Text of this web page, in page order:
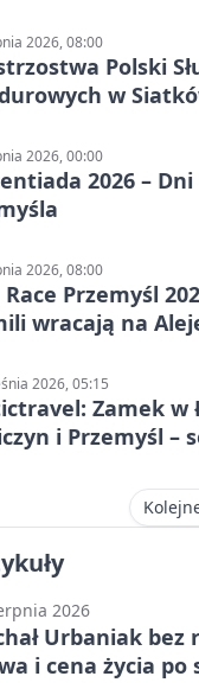
2026, 08:00
Polski
w
2026, 00:00
2026 –
2026, 08:00
Przemyśl
wracają na
2026, 05:15
Zamek w
i Przemyśl –
2026
Urbaniak bez
i cena życia po